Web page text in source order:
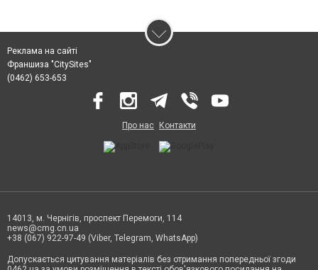
Реклама на сайті
Франшиза "CitySites"
(0462) 653-653
Про нас Контакти
14013, м. Чернігів, проспект Перемоги, 114
news@cmg.cn.ua
+38 (067) 922-97-49 (Viber, Telegram, WhatsApp)
Допускається цитування матеріалів без отримання попередньої згоди